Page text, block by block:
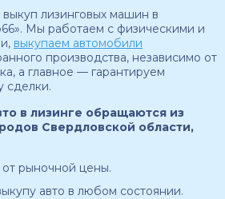
лизинговых машин в
Мы работаем с физическими и
выкупаем автомобили
производства, независимо от
а главное — гарантируем
сделки.
в лизинге обращаются из
Свердловской области,
рыночной цены.
авто в любом состоянии.